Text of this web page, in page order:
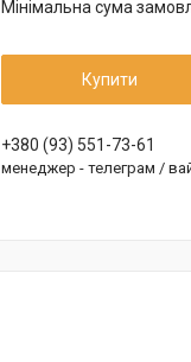
Мінімальна сума
Купити
+380 (93) 551-73-61
менеджер - телеграм /